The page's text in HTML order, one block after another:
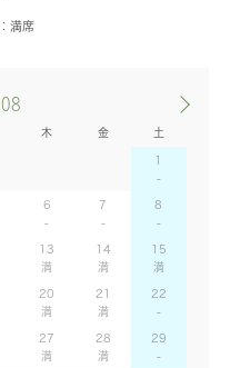
満席
08
木 金 土
1
6 7 8
13 14 15
20 21 22
27 28 29